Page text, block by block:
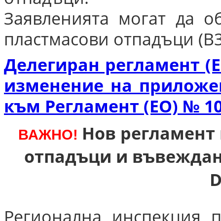
Заявленията могат да
пластмасови отпадъци
Делегиран регламент
изменение на
към Регламент (ЕО) №
ВАЖНО! Нов регламент
отпадъци и
Регионална инспекция